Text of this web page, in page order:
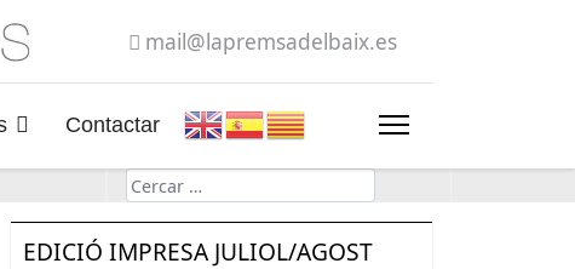
mail@lapremsadelbaix.es
Contactar
Cerca
EDICIÓ IMPRESA JULIOL/AGOST